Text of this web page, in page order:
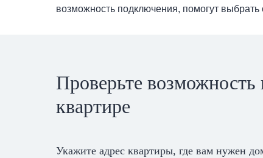
возможность подключения, помогут
Проверьте
квартире
Укажите адрес квартиры, где вам нужен